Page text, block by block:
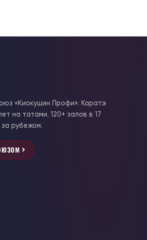
«Киокушин Профи». Каратэ
на татами. 120+ залов в 17
рубежом.